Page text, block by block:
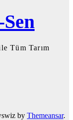
Tüm Tarım
by Themeansar.